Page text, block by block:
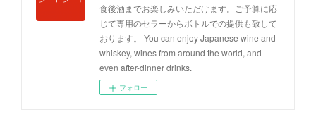
食後酒までお楽しみいただけます。ご予算に応
じて専用のセラーからボトルでの提供も致して
おります。 You can enjoy Japanese wine and
whiskey, wines from around the world, and
even after-dinner drinks.
フォロー